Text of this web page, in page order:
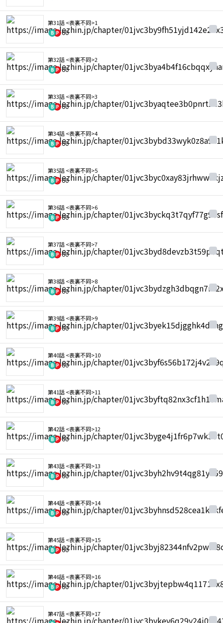
第31話 <表裏不同>1
60
第32話 <表裏不同>2
60
第33話 <表裏不同>3
60
第34話 <表裏不同>4
60
第35話 <表裏不同>5
60
第36話 <表裏不同>6
60
第37話 <表裏不同>7
60
第38話 <表裏不同>8
60
第39話 <表裏不同>9
60
第40話 <表裏不同>10
60
第41話 <表裏不同>11
60
第42話 <表裏不同>12
60
第43話 <表裏不同>13
60
第44話 <表裏不同>14
60
第45話 <表裏不同>15
60
第46話 <表裏不同>16
60
第47話 <表裏不同>17